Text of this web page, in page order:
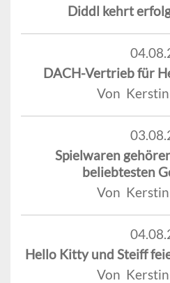
Diddl kehrt
DACH-Vertrieb für
Von
Spielwaren
beliebtesten
Von
Hello Kitty und Steiff
Von